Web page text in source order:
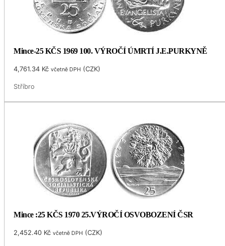
Mince-25 KČS 1969 100. VÝROČÍ ÚMRTÍ J.E.PURKYNĚ
4,761.34 Kč včetně DPH (CZK)
Stříbro
Mince :25 KČS 1970 25.VÝROČÍ OSVOBOZENÍ ČSR
2,452.40 Kč včetně DPH (CZK)